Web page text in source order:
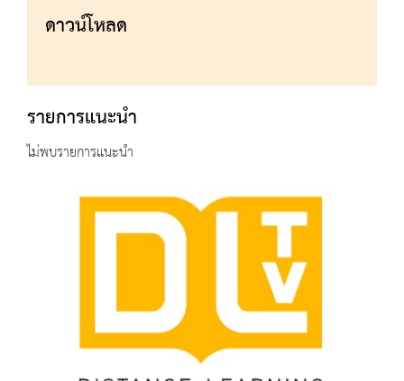
ดาวน์โหลด
รายการแนะนำ
ไม่พบรายการแนะนำ